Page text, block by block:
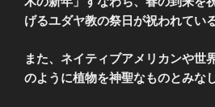
げるユダヤ教の祭日が祝われている
また、ネイティブアメリカンや世
のように植物を神聖なものとみな